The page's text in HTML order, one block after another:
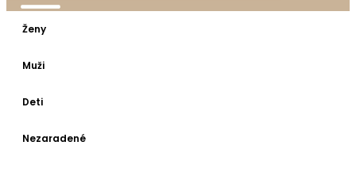
Ženy
Muži
Deti
Nezaradené